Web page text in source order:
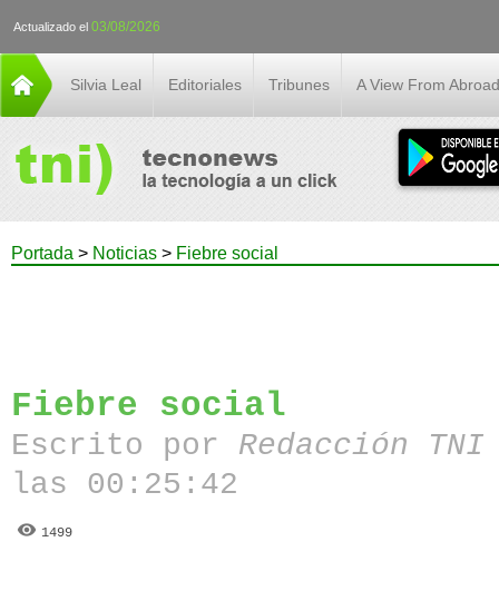
Actualizado el 03/08/2026
Silvia Leal Editoriales Tribunes A View From Abroad
Portada > Noticias > Fiebre social
Fiebre social
Escrito por Redacción
las 00:25:42
1499